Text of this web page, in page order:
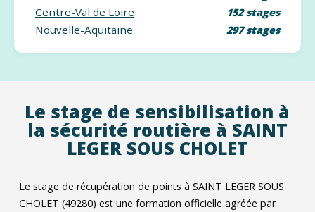
Centre-Val de Loire 152 stages
Nouvelle-Aquitaine 297 stages
Le stage de sensibilisation à
la sécurité routière à SAINT
LEGER SOUS CHOLET
Le stage de récupération de points à SAINT LEGER SOUS
CHOLET (49280) est une formation officielle agréée par